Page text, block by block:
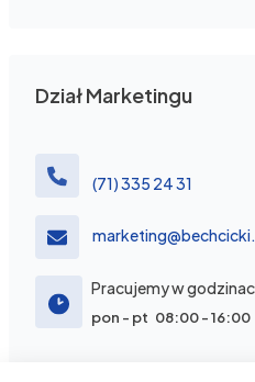
Dział Marketingu
(71) 335 24 31
Pracujemy w
pon - pt 08:00 - 16:00